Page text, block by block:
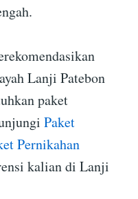
Lanji Patebon
paket
Paket
Pernikahan
kalian di Lanji